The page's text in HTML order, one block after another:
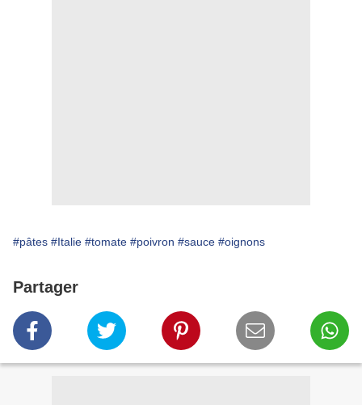
#pâtes #Italie #tomate #poivron #sauce #oignons
Partager